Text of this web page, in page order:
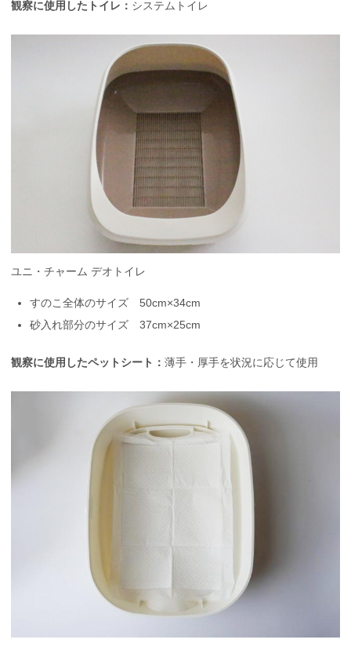
観察に使用したトイレ： システムトイレ
ユニ・チャーム デオトイレ
すのこ全体のサイズ 50cm×34cm
砂入れ部分のサイズ 37cm×25cm
観察に使用したペットシート：薄手・厚手を状況に応じて使用